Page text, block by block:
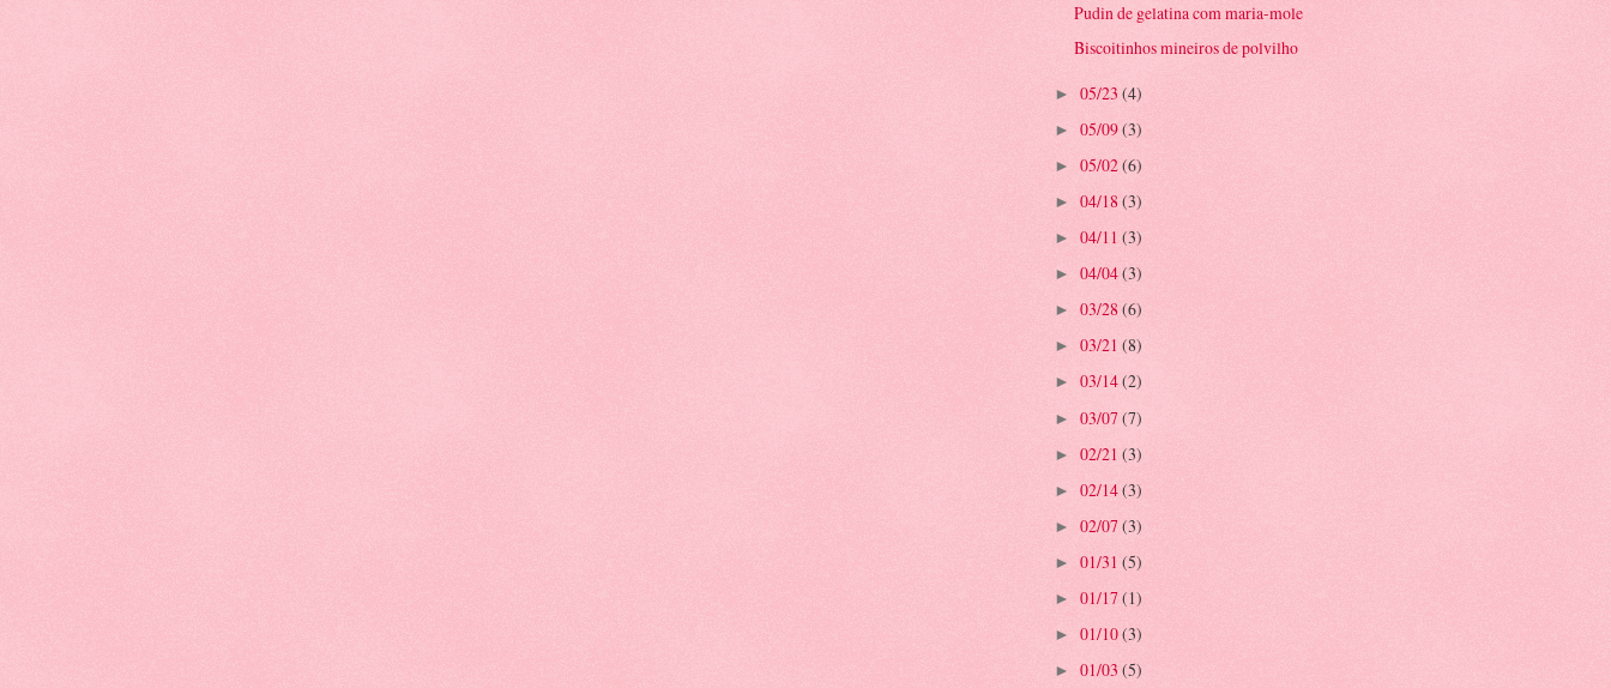
Pudin de gelatina com maria-mole
Biscoitinhos mineiros de polvilho
► 05/23 (4)
► 05/09(3)
► 05/02(6)
► 04/18 (3)
► 04/11 (3)
► 04/04(3)
► 03/28(6)
► 03/21 (8)
► 03/14(2)
► 03/07(7)
► 02/21 (3)
► 02/14(3)
► 02/07(3)
► 01/31 (5)
► 01/17(1)
► 01/10(3)
► 01/03 (5)